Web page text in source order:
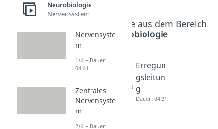
Beliebte Inhalte aus dem Bereich
Neurobiologie
Depolari
Dauer: 03:07
Ruhepot
Dauer: 04:20
Erregun
gsleitun
g
Dauer: 04:21
Neurobiologie
Nervensystem
Nervensyste
m
1/4 – Dauer:
04:41
Zentrales
Nervensyste
m
2/4 – Dauer: